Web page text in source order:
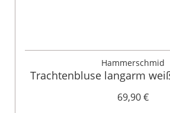
Hammerschmid
Trachtenbluse langarm
69,90 €